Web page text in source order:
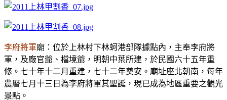
李府將軍廟：位於上林村下林蚵港部隊據點內，主奉李府將
軍，及廠官爺、檔境爺，明朝中葉所建，於民國六十五年重
修。七十年十二月重建，七十二年奠安。廟址座北朝南，每年
農曆七月十三日為李府將軍其聖誕，現已成為地區重要之觀光
景點。